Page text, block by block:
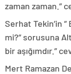
zaman zaman.”
Serhat Tekin’in
mi?” sorusuna
bir aşığımdır.”
Mert Ramazan